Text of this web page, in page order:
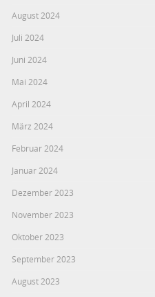
August 2024
Juli 2024
Juni 2024
Mai 2024
April 2024
März 2024
Februar 2024
Januar 2024
Dezember 2023
November 2023
Oktober 2023
September 2023
August 2023